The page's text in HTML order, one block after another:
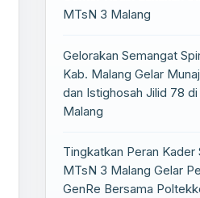
MTsN 3 Malang
Gelorakan Semangat
Kab. Malang Gelar
dan Istighosah Jilid 78
Malang
Tingkatkan Peran Kader
MTsN 3 Malang Gelar
GenRe Bersama